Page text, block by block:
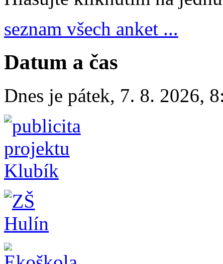
seznam všech anket ...
Datum a čas
Dnes je pátek, 7. 8. 2026,